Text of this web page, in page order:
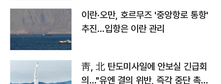
이란·오만, 호르무즈 '중앙항로 통항'
추진…입항은 이란 관리
靑, 北 탄도미사일에 안보실 긴급회
의…"유엔 결의 위반, 즉각 중단 촉